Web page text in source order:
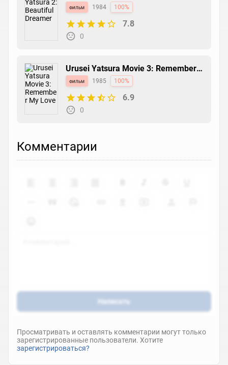
фильм 1984 100%
7.8
0
Urusei Yatsura Movie 3: Remember
My Love
фильм 1985 100%
6.9
0
Комментарии
Написать
Просматривать и оставлять комментарии могут только
зарегистрированные пользователи. Хотите
зарегистрироваться?